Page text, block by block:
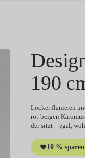
190
Locker flanieren
rot-beigen
der sitzt – egal,
10 %